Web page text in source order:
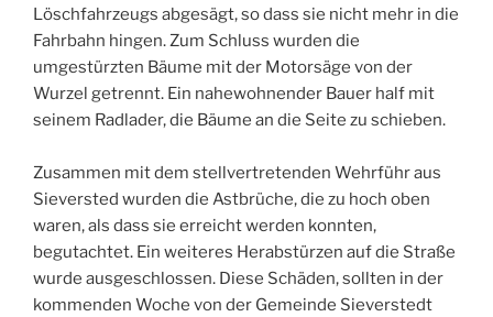
Löschfahrzeugs abgesägt, so dass sie nicht mehr in die
Fahrbahn hingen. Zum Schluss wurden die
umgestürzten Bäume mit der Motorsäge von der
Wurzel getrennt. Ein nahewohnender Bauer half mit
seinem Radlader, die Bäume an die Seite zu schieben.
Zusammen mit dem stellvertretenden Wehrführ aus
Sieversted wurden die Astbrüche, die zu hoch oben
waren, als dass sie erreicht werden konnten,
begutachtet. Ein weiteres Herabstürzen auf die Straße
wurde ausgeschlossen. Diese Schäden, sollten in der
kommenden Woche von der Gemeinde Sieverstedt